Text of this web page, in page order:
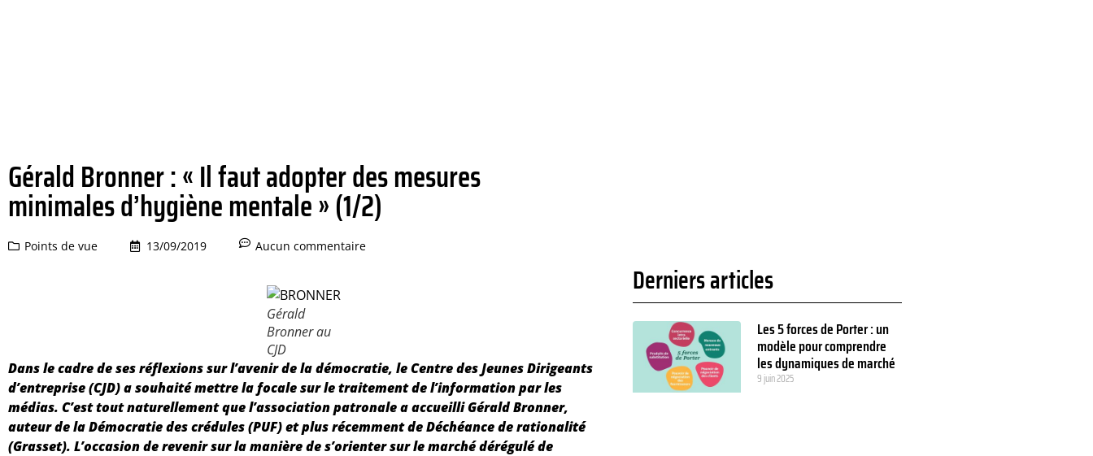
Gérald Bronner : « Il faut adopter des mesures
minimales d’hygiène mentale » (1/2)
Points de vue 13/09/2019 Aucun commentaire
Gérald
Bronner au
CJD
Dans le cadre de ses réflexions sur l’avenir de la démocratie, le Centre des Jeunes Dirigeants
d’entreprise (CJD) a souhaité mettre la focale sur le traitement de l’information par les
médias. C’est tout naturellement que l’association patronale a accueilli Gérald Bronner,
auteur de la Démocratie des crédules (PUF) et plus récemment de Déchéance de rationalité
(Grasset). L’occasion de revenir sur la manière de s’orienter sur le marché dérégulé de
Derniers articles
Les 5 forces de Porter : un
modèle pour comprendre
les dynamiques de marché
9 juin 2025